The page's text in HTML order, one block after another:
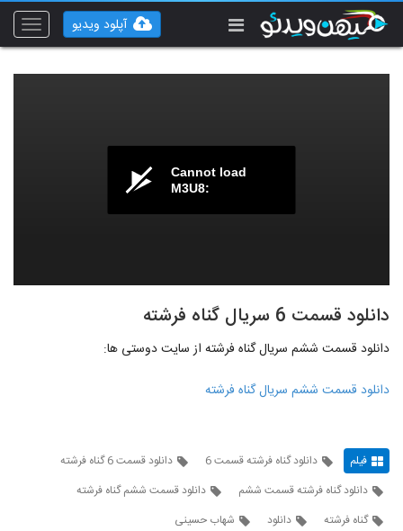
Toggle
آپلود ویدیو
Cannot load
M3U8:
دانلود قسمت 6 سریال گناه فرشته
دانلود قسمت ششم سریال گناه فرشته از سایت دوستی ها:
دانلود قسمت ششم سریال گناه فرشته
فیلم دانلود گناه فرشته قسمت 6
دانلود قسمت 6 گناه فرشته
دانلود گناه فرشته قسمت ششم
دانلود قسمت ششم گناه فرشته
گناه فرشته
دانلود شهاب حسینی